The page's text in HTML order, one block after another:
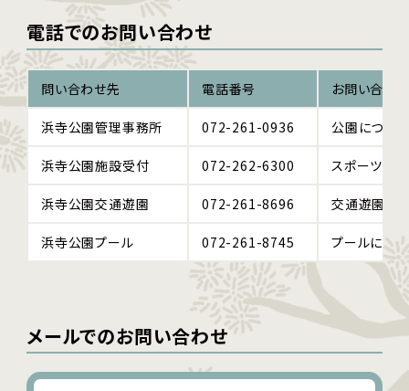
電話でのお問い合わせ
問い合わせ先 電話番号 お問い合わ
浜寺公園管理事務所 072-261-0936 公園について
浜寺公園施設受付 072-262-6300 スポーツ施
浜寺公園交通遊園 072-261-8696 交通遊園・
浜寺公園プール 072-261-8745 プールにつ
メールでのお問い合わせ